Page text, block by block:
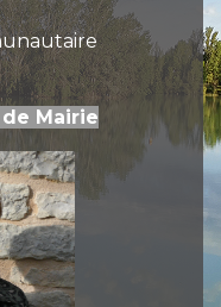
Mairie